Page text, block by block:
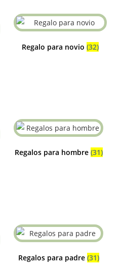
Regalo para novio (32)
Regalos para hombre (31)
Regalos para padre (31)